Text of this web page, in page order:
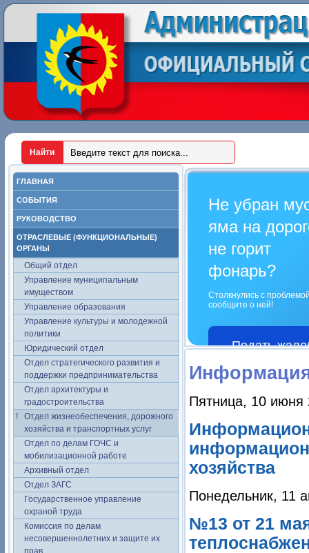
ГЛАВНАЯ
СОБЫТИЯ
РУКОВОДСТВО
ОТРАСЛЕВЫЕ (ФУНКЦИОНАЛЬНЫЕ)
ОРГАНЫ
Общий отдел
Управление муниципальным
имуществом
Управление образования
Управление культуры и молодежной
политики
Юридический отдел
Отдел стратегического развития и
поддержки предпринимательства
Отдел архитектуры и
градостроительства
Отдел жизнеобеспечения, дорожного
хозяйства и транспортных услуг
Отдел по делам ГОЧС и
мобилизационной работе
Архивный отдел
Отдел ЗАГС
Государственное управление
охраной труда
Комиссия по делам
несовершеннолетних и защите их
прав
Не убран
яма на
не горит
фонарь?
Столкнулись с
сообщите о ней!
Подать
Пятница, 10 июня
хозяйства
Понедельник, 11
№13 от 21